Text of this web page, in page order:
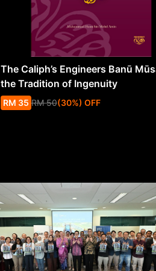
The Caliph’s Engineers Banū
the Tradition of Ingenuity
RM 35 RM 50(30%) OFF